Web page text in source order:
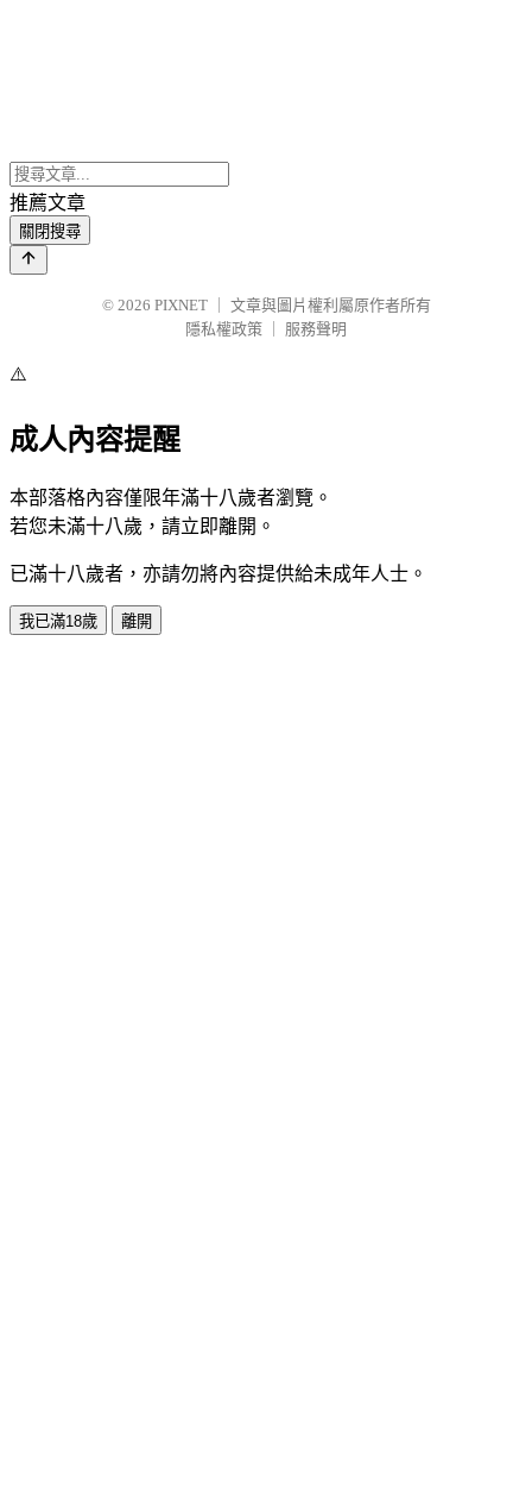
推薦文章
關閉搜尋
© 2026 PIXNET
文章與圖片權利屬原作者所有
隱私權政策
服務聲明
⚠️
成人內容提醒
本部落格內容僅限年滿十八歲者瀏覽。
若您未滿十八歲，請立即離開。
已滿十八歲者，亦請勿將內容提供給未成年人士。
我已滿18歲 離開